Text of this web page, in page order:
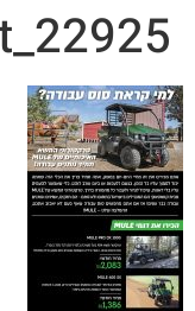
22925_divur agronet